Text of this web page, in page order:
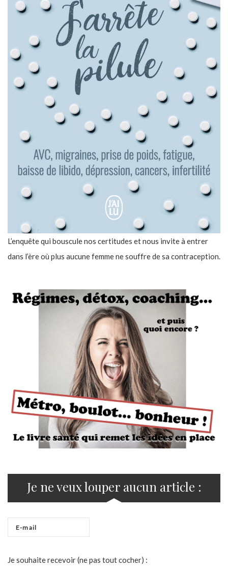
L’enquête qui bouscule nos certitudes et nous invite à entrer
dans l’ère où plus aucune femme ne souffre de sa contraception.
Je ne veux louper aucun article :
Je souhaite recevoir (ne pas tout cocher) :